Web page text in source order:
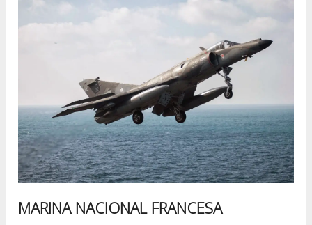
MARINA NACIONAL FRANCESA